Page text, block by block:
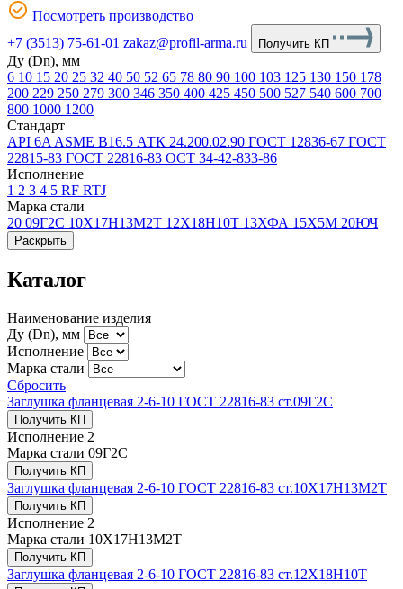
Посмотреть производство
+7 (3513) 75-61-01 zakaz@profil-arma.ru Получить КП
Ду (Dn), мм
6 10 15 20 25 32 40 50 52 65 78 80 90 100 103 125 130 150 178
200 229 250 279 300 346 350 400 425 450 500 527 540 600 700
800 1000 1200
Стандарт
API 6A ASME В16.5 АТК 24.200.02.90 ГОСТ 12836-67 ГОСТ
22815-83 ГОСТ 22816-83 ОСТ 34-42-833-86
Исполнение
1 2 3 4 5 RF RTJ
Марка стали
20 09Г2С 10Х17Н13М2Т 12Х18Н10Т 13ХФА 15Х5М 20ЮЧ
Раскрыть
Каталог
Наименование изделия
Ду (Dn), мм
Исполнение
Марка стали
Сбросить
Заглушка фланцевая 2-6-10 ГОСТ 22816-83 ст.09Г2С
Получить КП
Исполнение 2
Марка стали 09Г2С
Получить КП
Заглушка фланцевая 2-6-10 ГОСТ 22816-83 ст.10Х17Н13М2Т
Получить КП
Исполнение 2
Марка стали 10Х17Н13М2Т
Получить КП
Заглушка фланцевая 2-6-10 ГОСТ 22816-83 ст.12Х18Н10Т